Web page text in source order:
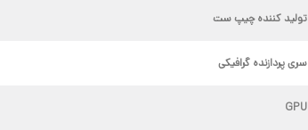
تولید کننده چیپ ست
سری پردازنده گرافیکی
GPU